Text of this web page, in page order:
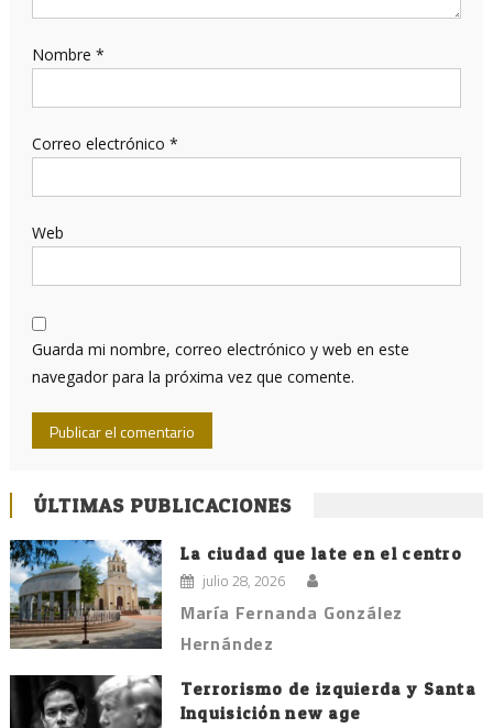
Nombre *
Correo electrónico *
Web
Guarda mi nombre, correo electrónico y web en este
navegador para la próxima vez que comente.
ÚLTIMAS PUBLICACIONES
La ciudad que late en el centro
julio 28, 2026
María Fernanda González
Hernández
Terrorismo de izquierda y Santa
Inquisición new age